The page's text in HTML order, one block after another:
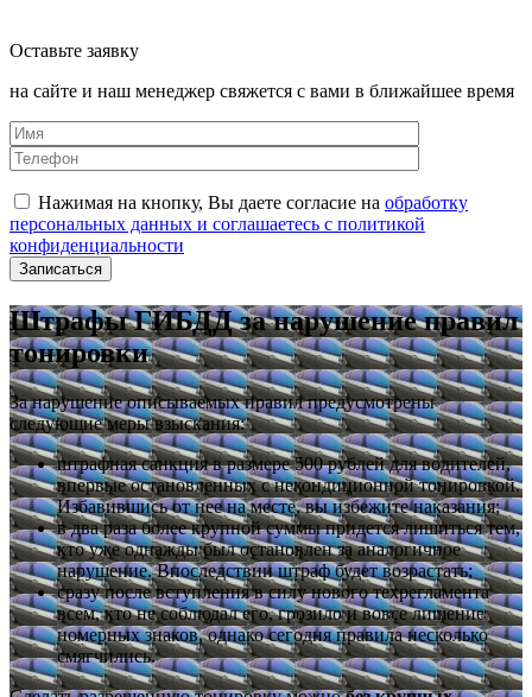
Оставьте заявку
на сайте и наш менеджер свяжется с вами в ближайшее время
Нажимая на кнопку, Вы даете согласие на обработку
персональных данных и соглашаетесь с политикой
конфиденциальности
Штрафы ГИБДД за нарушение правил
тонировки
За нарушение описываемых правил предусмотрены
следующие меры взыскания:
штрафная санкция в размере 500 рублей для водителей,
впервые остановленных с некондиционной тонировкой.
Избавившись от нее на месте, вы избежите наказания;
в два раза более крупной суммы придется лишиться тем,
кто уже однажды был остановлен за аналогичное
нарушение. Впоследствии штраф будет возрастать;
сразу после вступления в силу нового техрегламента
всем, кто не соблюдал его, грозило и вовсе лишение
номерных знаков, однако сегодня правила несколько
смягчились.